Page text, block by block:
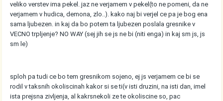
veliko verstev ima pekel. jaz ne verjamem v pekel(to ne pomeni, da ne
verjamem v hudica, demona, zlo..). kako naj bi verjel ce pa je bog ena
sama ljubezen. in kaj da bo potem ta ljubezen poslala gresnike v
VECNO trpljenje? NO WAY (sej jih se js ne bi (niti enga) in kaj sm js, js
sm le)
sploh pa tudi ce bo tem gresnikom sojeno, ej js verjamem ce bi se
rodil v taksnih okoliscinah kakor si se ti(v isti druzini, na isti dan, imel
ista prejsna zivljenja, al kakrsnekoli ze te okoliscine so, pac